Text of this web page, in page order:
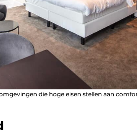
die hoge eisen stellen aan